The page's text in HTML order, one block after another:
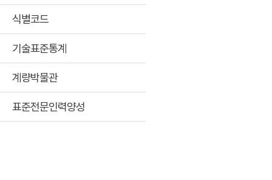
식별코드
기술표준통계
계량박물관
표준전문인력양성